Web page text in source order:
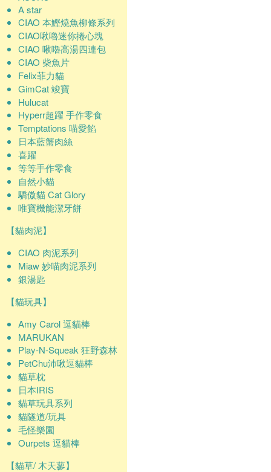
A star
CIAO 本鰹燒魚柳條系列
CIAO啾嚕迷你捲心塊
CIAO 啾嚕高湯四連包
CIAO 柴魚片
Felix菲力貓
GimCat 竣寶
Hulucat
Hyperr超躍 手作零食
Temptations 喵愛餡
日本藍蟹肉絲
喜躍
等等手作零食
自然小貓
驕傲貓 Cat Glory
唯寶機能潔牙餅
【貓肉泥】
CIAO 肉泥系列
Miaw 妙喵肉泥系列
銀湯匙
【貓玩具】
Amy Carol 逗貓棒
MARUKAN
Play-N-Squeak 狂野森林
PetChu沛啾逗貓棒
貓草枕
日本IRIS
貓草玩具系列
貓隧道/玩具
毛怪樂園
Ourpets 逗貓棒
【貓草/ 木天蓼】